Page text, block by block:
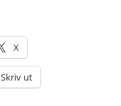
X
Skriv ut